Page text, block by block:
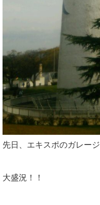
先日、エキスポのガレー
大盛況！！